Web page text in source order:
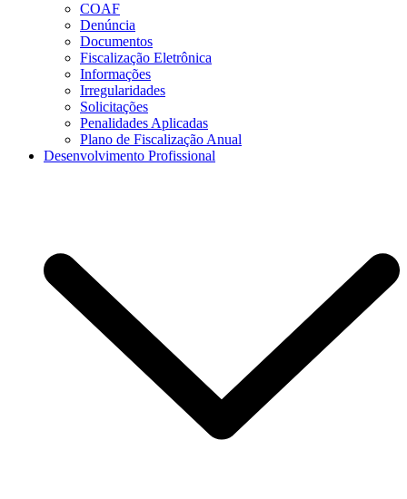
COAF
Denúncia
Documentos
Fiscalização Eletrônica
Informações
Irregularidades
Solicitações
Penalidades Aplicadas
Plano de Fiscalização Anual
Desenvolvimento Profissional